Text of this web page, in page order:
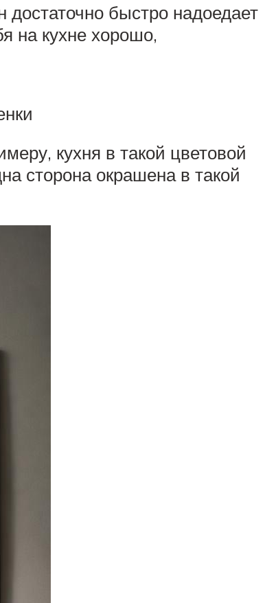
быстро надоедает
на кухне хорошо,
кухня в такой цветовой
сторона окрашена в такой